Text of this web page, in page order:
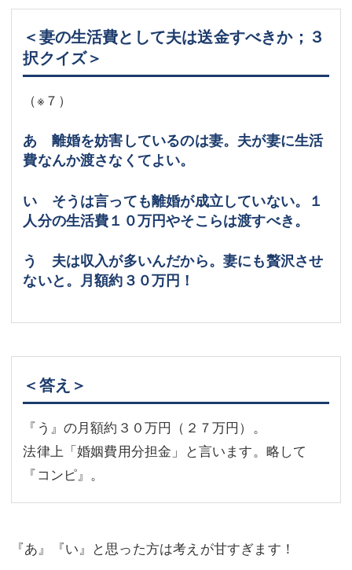
＜妻の生活費として夫は送金すべきか；３
択クイズ＞
（※７ ）
あ 離婚を妨害しているのは妻。夫が妻に生活
費なんか渡さなくてよい。
い そうは言っても離婚が成立していない。１
人分の生活費１０万円やそこらは渡すべき。
う 夫は収入が多いんだから。妻にも贅沢させ
ないと。月額約３０万円！
＜答え＞
『う』の月額約３０万円（２７万円）。
法律上「婚姻費用分担金」と言います。略して
『コンピ』。
『あ』『い』と思った方は考えが甘すぎます！